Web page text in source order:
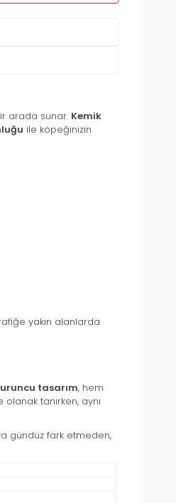
arada sunar. Kemik
ile köpeğinizin
yakın alanlarda
tasarım, hem
tanırken, aynı
gündüz fark etmeden,